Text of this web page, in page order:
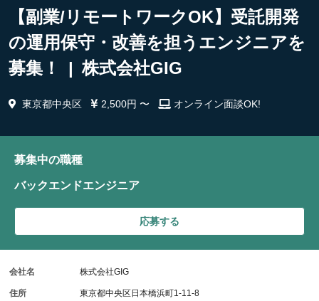
【副業/リモートワークOK】受託開発
の運用保守・改善を担うエンジニアを
募集！ | 株式会社GIG
東京都中央区 2,500円 〜 オンライン面談OK!
募集中の職種
バックエンドエンジニア
応募する
会社名 株式会社GIG
住所
東京都中央区日本橋浜町1-11-8